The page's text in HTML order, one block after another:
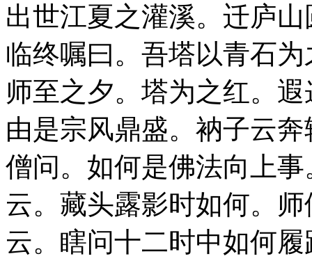
出世江夏之灌溪。迁庐
临终嘱曰。吾塔以青石
师至之夕。塔为之红。
由是宗风鼎盛。衲子云
僧问。如何是佛法向上
云。藏头露影时如何。
云。瞎问十二时中如何